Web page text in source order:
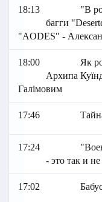
18:13
"В
багги
"AODES" -
18:00
Як
Архипа
Галімовим
17:46
17:24
- это так и
17:02